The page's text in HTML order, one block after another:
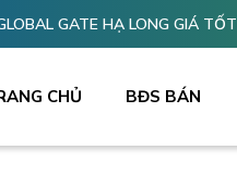
GATE HẠ LONG GIÁ TỐT
CHỦ BĐS BÁN